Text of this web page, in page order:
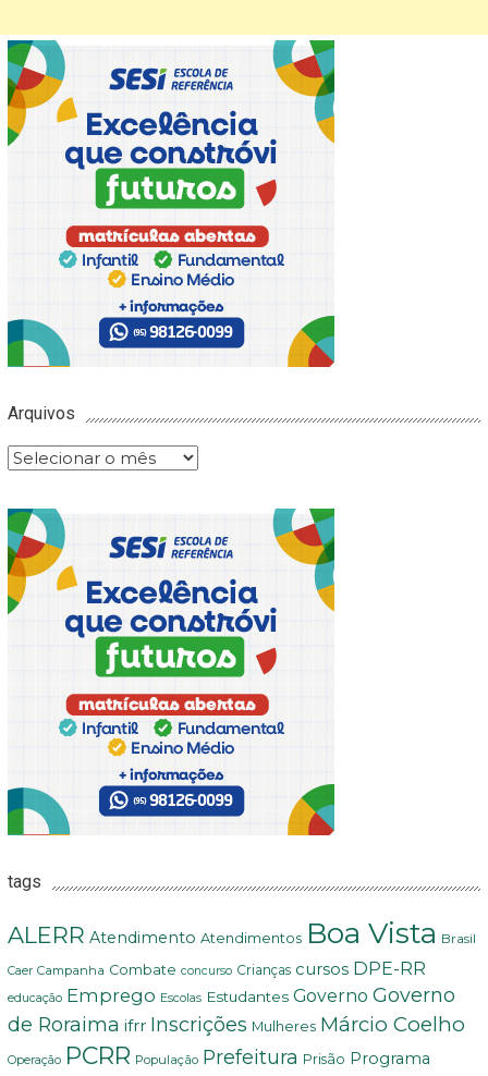
Arquivos
Arquivos
tags
ALERR Atendimento Atendimentos Boa Vista Brasil
Caer Campanha Combate concurso Crianças cursos DPE-RR
educação Emprego Escolas Estudantes Governo Governo
de Roraima ifrr Inscrições Mulheres Márcio Coelho
Operação PCRR População Prefeitura Prisão Programa